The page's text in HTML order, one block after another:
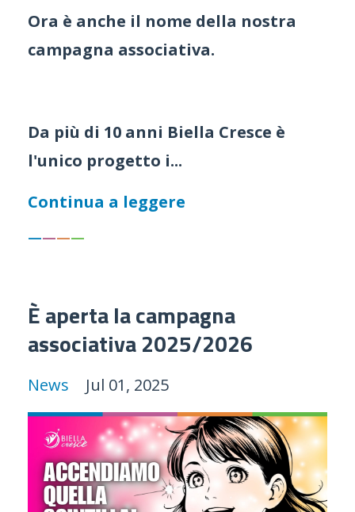
Ora è anche il nome della nostra
campagna associativa.
Da più di 10 anni Biella Cresce è
l'unico progetto i...
Continua a leggere
————
È aperta la campagna
associativa 2025/2026
News Jul 01, 2025